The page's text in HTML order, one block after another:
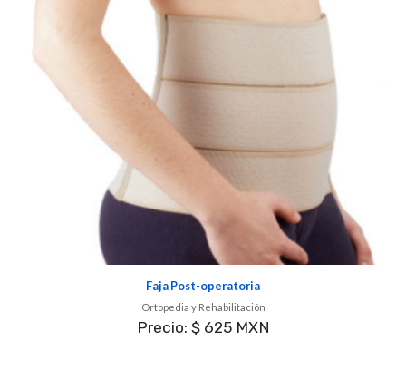
Faja Post-operatoria
Ortopedia y Rehabilitación
Precio: $ 625 MXN